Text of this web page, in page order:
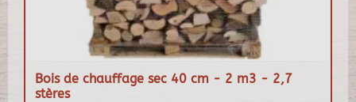
Bois de chauffage sec 40 cm - 2 m3 - 2,7
stères